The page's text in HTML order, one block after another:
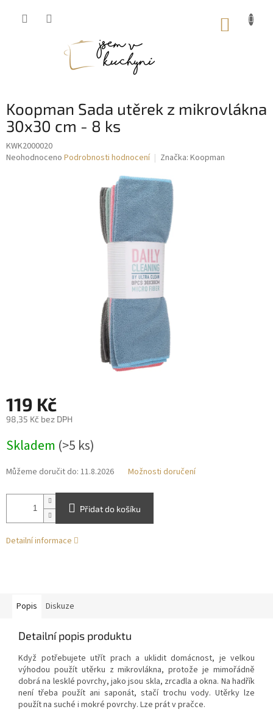
Koopman Sada utěrek z mikrovlákna
30x30 cm - 8 ks
KWK2000020
Průměrné
Neohodnoceno Podrobnosti hodnocení Značka: Koopman
119 Kč
98,35 Kč bez DPH
cena:
Skladem (>5 ks)
Můžeme doručit do: 11.8.2026 Možnosti doručení
Přidat do košíku
Detailní informace
Popis Diskuze
Detailní popis produktu
Když potřebujete utřít prach a uklidit domácnost, je velkou
výhodou použít utěrku z mikrovlákna, protože je mimořádně
dobrá na lesklé povrchy, jako jsou skla, zrcadla a okna. Na hadřík
není třeba použít ani saponát, stačí trochu vody. Utěrky lze
použít na suché i mokré povrchy. Lze prát v pračce.